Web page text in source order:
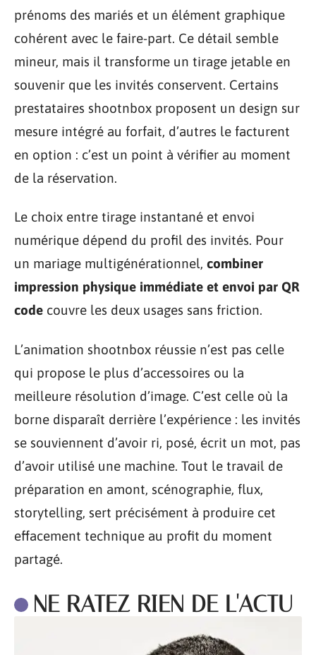
prénoms des mariés et un élément graphique
cohérent avec le faire-part. Ce détail semble
mineur, mais il transforme un tirage jetable en
souvenir que les invités conservent. Certains
prestataires shootnbox proposent un design sur
mesure intégré au forfait, d’autres le facturent
en option : c’est un point à vérifier au moment
de la réservation.
Le choix entre tirage instantané et envoi
numérique dépend du profil des invités. Pour
un mariage multigénérationnel, combiner
impression physique immédiate et envoi par QR
code couvre les deux usages sans friction.
L’animation shootnbox réussie n’est pas celle
qui propose le plus d’accessoires ou la
meilleure résolution d’image. C’est celle où la
borne disparaît derrière l’expérience : les invités
se souviennent d’avoir ri, posé, écrit un mot, pas
d’avoir utilisé une machine. Tout le travail de
préparation en amont, scénographie, flux,
storytelling, sert précisément à produire cet
effacement technique au profit du moment
partagé.
NE RATEZ RIEN DE L'ACTU